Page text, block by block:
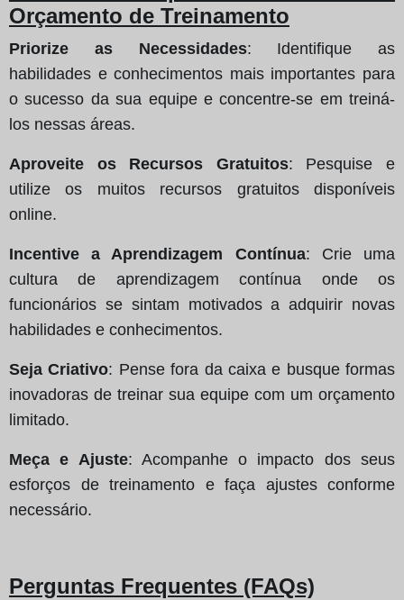
Orçamento de Treinamento
Priorize as Necessidades: Identifique as
habilidades e conhecimentos mais importantes para
o sucesso da sua equipe e concentre-se em treiná-
los nessas áreas.
Aproveite os Recursos Gratuitos: Pesquise e
utilize os muitos recursos gratuitos disponíveis
online.
Incentive a Aprendizagem Contínua: Crie uma
cultura de aprendizagem contínua onde os
funcionários se sintam motivados a adquirir novas
habilidades e conhecimentos.
Seja Criativo: Pense fora da caixa e busque formas
inovadoras de treinar sua equipe com um orçamento
limitado.
Meça e Ajuste: Acompanhe o impacto dos seus
esforços de treinamento e faça ajustes conforme
necessário.
Perguntas Frequentes (FAQs)